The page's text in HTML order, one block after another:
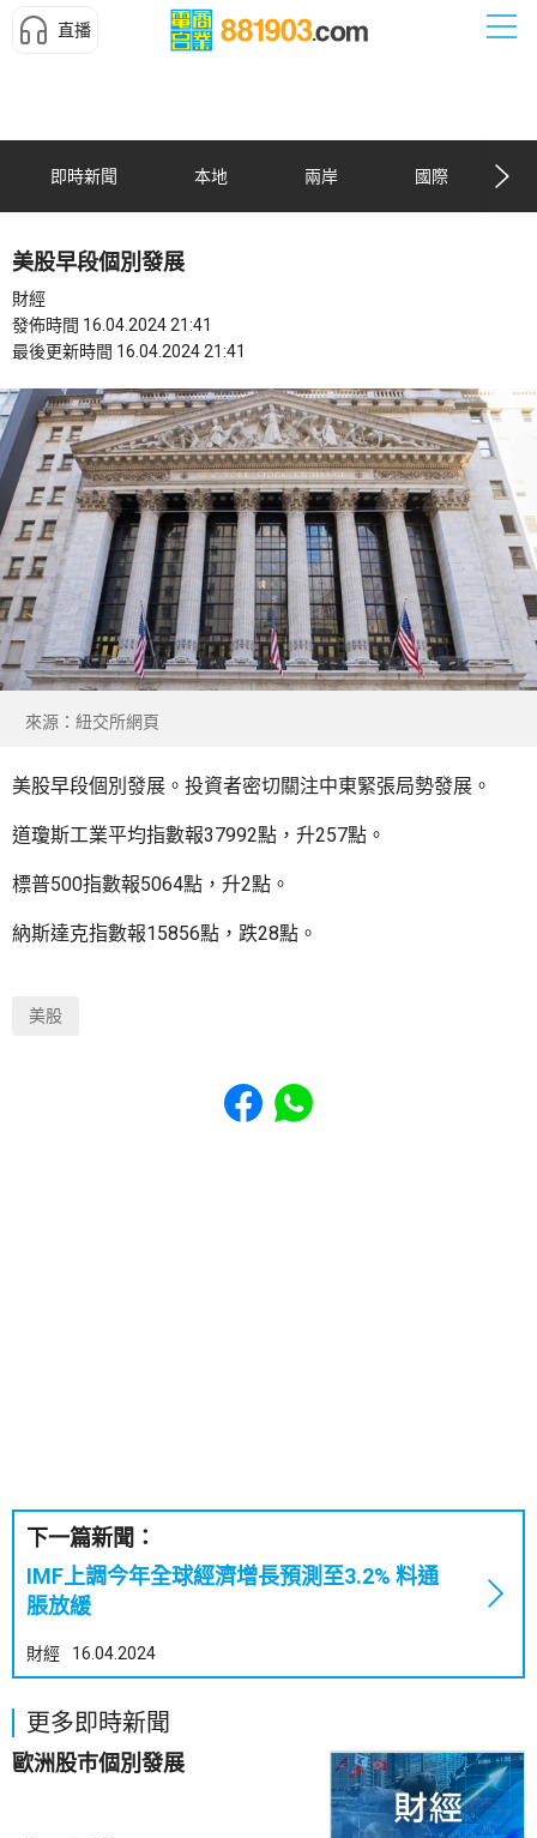
直播
即時新聞 本地 兩岸 國際
美股早段個別發展
財經
發佈時間 16.04.2024 21:41
最後更新時間 16.04.2024 21:41
來源：紐交所網頁
美股早段個別發展。投資者密切關注中東緊張局勢發展。
道瓊斯工業平均指數報37992點，升257點。
標普500指數報5064點，升2點。
納斯達克指數報15856點，跌28點。
美股
Share to Facebook
Share to WhatsApp
下一篇新聞：
IMF上調今年全球經濟增長預測至3.2% 料通
脹放緩
財經 16.04.2024
更多即時新聞
歐洲股巿個別發展